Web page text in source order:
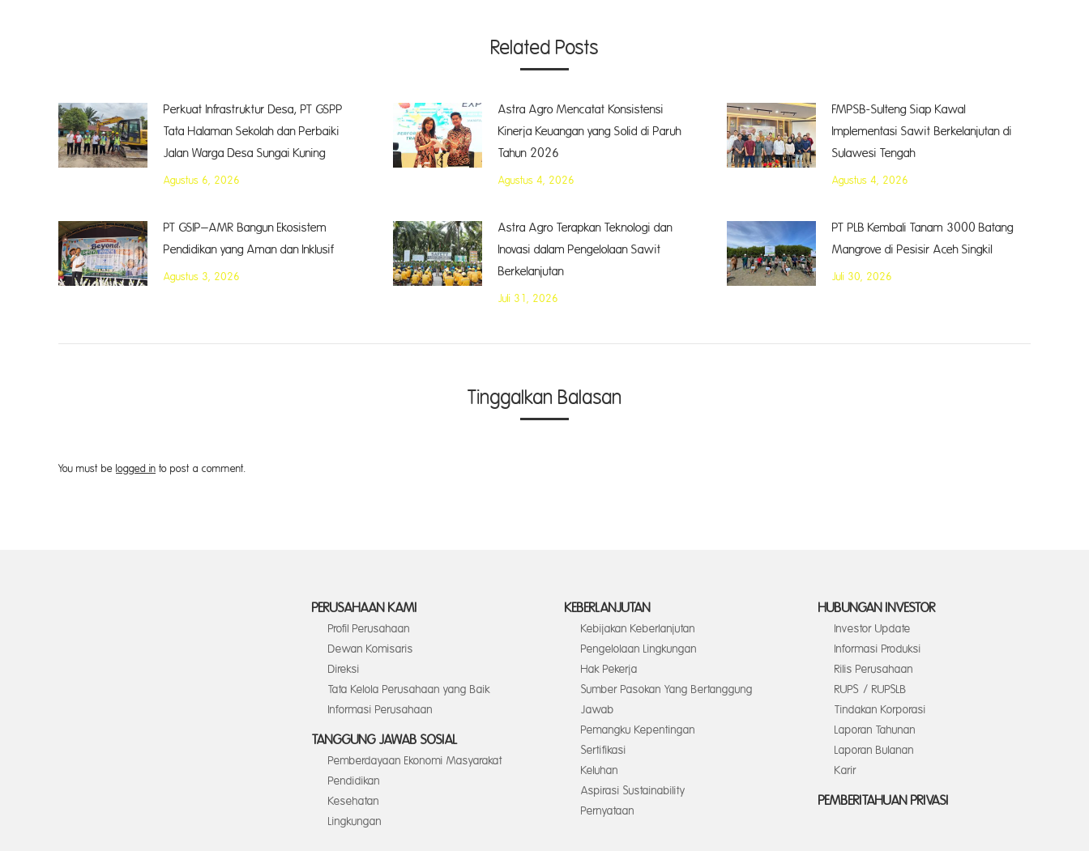
Related Posts
Perkuat Infrastruktur Desa, PT GSPP
Tata Halaman Sekolah dan Perbaiki
Jalan Warga Desa Sungai Kuning
Agustus 6, 2026
Astra Agro Mencatat Konsistensi
Kinerja Keuangan yang Solid di Paruh
Tahun 2026
Agustus 4, 2026
FMPSB-Sulteng Siap Kawal
Implementasi Sawit Berkelanjutan di
Sulawesi Tengah
Agustus 4, 2026
PT GSIP–AMR Bangun Ekosistem
Pendidikan yang Aman dan Inklusif
Agustus 3, 2026
Astra Agro Terapkan Teknologi dan
Inovasi dalam Pengelolaan Sawit
Berkelanjutan
Juli 31, 2026
PT PLB Kembali Tanam 3000 Batang
Mangrove di Pesisir Aceh Singkil
Juli 30, 2026
Tinggalkan Balasan
You must be logged in to post a comment.
PERUSAHAAN KAMI
Profil Perusahaan
Dewan Komisaris
Direksi
Tata Kelola Perusahaan yang Baik
Informasi Perusahaan
TANGGUNG JAWAB SOSIAL
Pemberdayaan Ekonomi Masyarakat
Pendidikan
Kesehatan
Lingkungan
KEBERLANJUTAN
Kebijakan Keberlanjutan
Pengelolaan Lingkungan
Hak Pekerja
Sumber Pasokan Yang Bertanggung
Jawab
Pemangku Kepentingan
Sertifikasi
Keluhan
Aspirasi Sustainability
Pernyataan
HUBUNGAN INVESTOR
Investor Update
Informasi Produksi
Rilis Perusahaan
RUPS / RUPSLB
Tindakan Korporasi
Laporan Tahunan
Laporan Bulanan
Karir
PEMBERITAHUAN PRIVASI